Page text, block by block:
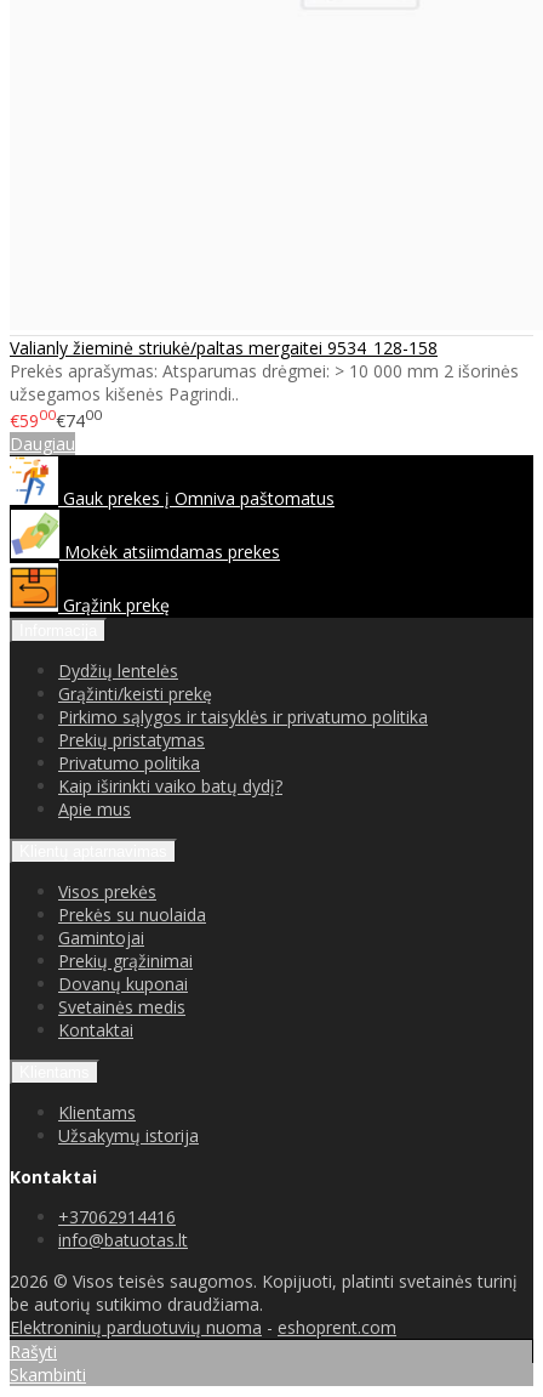
Valianly žieminė striukė/paltas mergaitei 9534_128-158
Prekės aprašymas: Atsparumas drėgmei: > 10 000 mm 2 išorinės
užsegamos kišenės Pagrindi..
€5900€7400
Daugiau
Gauk prekes į Omniva paštomatus
Mokėk atsiimdamas prekes
Grąžink prekę
Dydžių lentelės
Grąžinti/keisti prekę
Pirkimo sąlygos ir taisyklės ir privatumo politika
Prekių pristatymas
Privatumo politika
Kaip iširinkti vaiko batų dydį?
Apie mus
Visos prekės
Prekės su nuolaida
Gamintojai
Prekių grąžinimai
Dovanų kuponai
Svetainės medis
Kontaktai
Klientams
Užsakymų istorija
Kontaktai
+37062914416
info@batuotas.lt
2026 © Visos teisės saugomos. Kopijuoti, platinti svetainės turinį
be autorių sutikimo draudžiama.
Elektroninių parduotuvių nuoma - eshoprent.com
Rašyti
Skambinti